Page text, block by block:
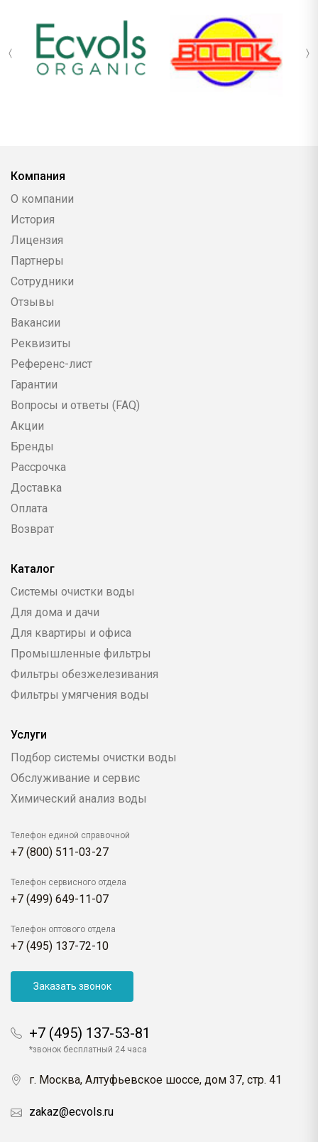
Компания
О компании
История
Лицензия
Партнеры
Сотрудники
Отзывы
Вакансии
Реквизиты
Референс-лист
Гарантии
Вопросы и ответы (FAQ)
Акции
Бренды
Рассрочка
Доставка
Оплата
Возврат
Каталог
Системы очистки воды
Для дома и дачи
Для квартиры и офиса
Промышленные фильтры
Фильтры обезжелезивания
Фильтры умягчения воды
Услуги
Подбор системы очистки воды
Обслуживание и сервис
Химический анализ воды
Телефон единой справочной
+7 (800) 511-03-27
Телефон сервисного отдела
+7 (499) 649-11-07
Телефон оптового отдела
+7 (495) 137-72-10
Заказать звонок
+7 (495) 137-53-81
*звонок бесплатный 24 часа
г. Москва, Алтуфьевское шоссе, дом 37, стр. 41
zakaz@ecvols.ru